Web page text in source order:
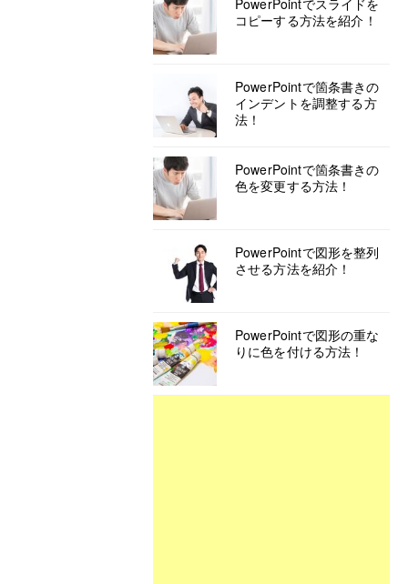
PowerPointでスライドを
コピーする方法を紹介！
PowerPointで箇条書きの
インデントを調整する方
法！
PowerPointで箇条書きの
色を変更する方法！
PowerPointで図形を整列
させる方法を紹介！
PowerPointで図形の重な
りに色を付ける方法！